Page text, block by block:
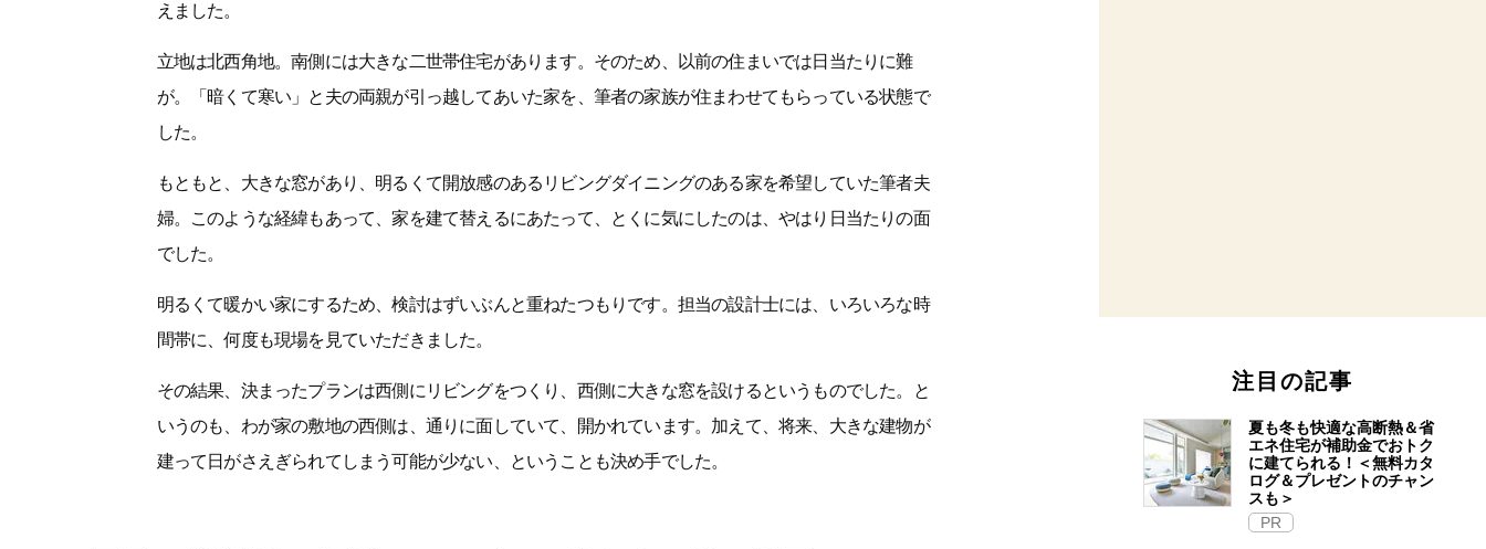
えました。
立地は北西角地。南側には大きな二世帯住宅があります。そのため、以前の住まいでは日当たりに難
が。「暗くて寒い」と夫の両親が引っ越してあいた家を、筆者の家族が住まわせてもらっている状態で
した。
もともと、大きな窓があり、明るくて開放感のあるリビングダイニングのある家を希望していた筆者夫
婦。このような経緯もあって、家を建て替えるにあたって、とくに気にしたのは、やはり日当たりの面
でした。
明るくて暖かい家にするため、検討はずいぶんと重ねたつもりです。担当の設計士には、いろいろな時
間帯に、何度も現場を見ていただきました。
その結果、決まったプランは西側にリビングをつくり、西側に大きな窓を設けるというものでした。と
いうのも、わが家の敷地の西側は、通りに面していて、開かれています。加えて、将来、大きな建物が
建って日がさえぎられてしまう可能が少ない、ということも決め手でした。
注目の記事
夏も冬も快適な高断熱＆省
エネ住宅が補助金でおトク
に建てられる！＜無料カタ
ログ＆プレゼントのチャン
スも＞
PR